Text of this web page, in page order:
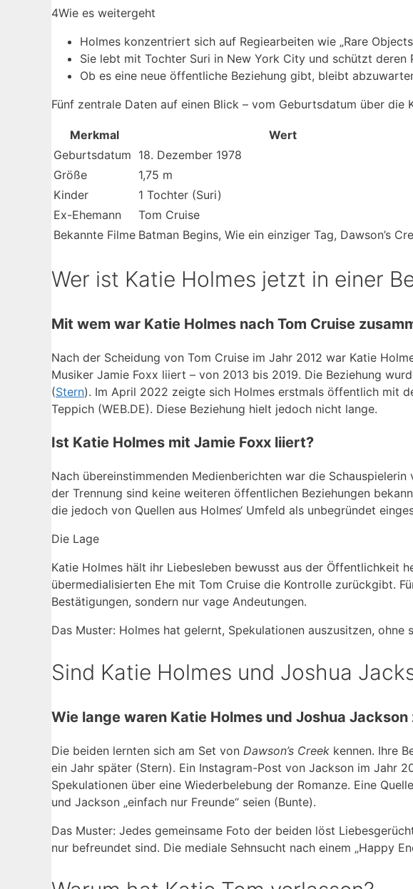
4Wie es weitergeht
Holmes konzentriert sich auf Regiearbeiten wie „Rare
Sie lebt mit Tochter Suri in New York City und schützt deren
Ob es eine neue öffentliche Beziehung gibt, bleibt
Fünf zentrale Daten auf einen Blick – vom Geburtsdatum über die
Merkmal
Wert
Geburtsdatum 18. Dezember 1978
Größe
1,75 m
Kinder
1 Tochter (Suri)
Ex-Ehemann
Tom Cruise
Bekannte Filme Batman Begins, Wie ein einziger Tag, Dawson’s
Wer ist Katie Holmes jetzt in einer
Mit wem war Katie Holmes nach Tom Cruise
Nach der Scheidung von Tom Cruise im Jahr 2012 war Katie
Musiker Jamie Foxx liiert – von 2013 bis 2019. Die Beziehung
(Stern). Im April 2022 zeigte sich Holmes erstmals öffentlich mit
Teppich (WEB.DE). Diese Beziehung hielt jedoch nicht lange.
Ist Katie Holmes mit Jamie Foxx liiert?
Nach übereinstimmenden Medienberichten war die
der Trennung sind keine weiteren öffentlichen Beziehungen
die jedoch von Quellen aus Holmes‘ Umfeld als unbegründet
Die Lage
Katie Holmes hält ihr Liebesleben bewusst aus der Öffentlichkeit
übermedialisierten Ehe mit Tom Cruise die Kontrolle zurückgibt.
Bestätigungen, sondern nur vage Andeutungen.
Das Muster: Holmes hat gelernt, Spekulationen auszusitzen, ohne
Sind Katie Holmes und Joshua
Wie lange waren Katie Holmes und Joshua Jackson
Die beiden lernten sich am Set von Dawson’s Creek kennen. Ihre
ein Jahr später (Stern). Ein Instagram-Post von Jackson im Jahr
Spekulationen über eine Wiederbelebung der Romanze. Eine
und Jackson „einfach nur Freunde“ seien (Bunte).
Das Muster: Jedes gemeinsame Foto der beiden löst
nur befreundet sind. Die mediale Sehnsucht nach einem „Happy